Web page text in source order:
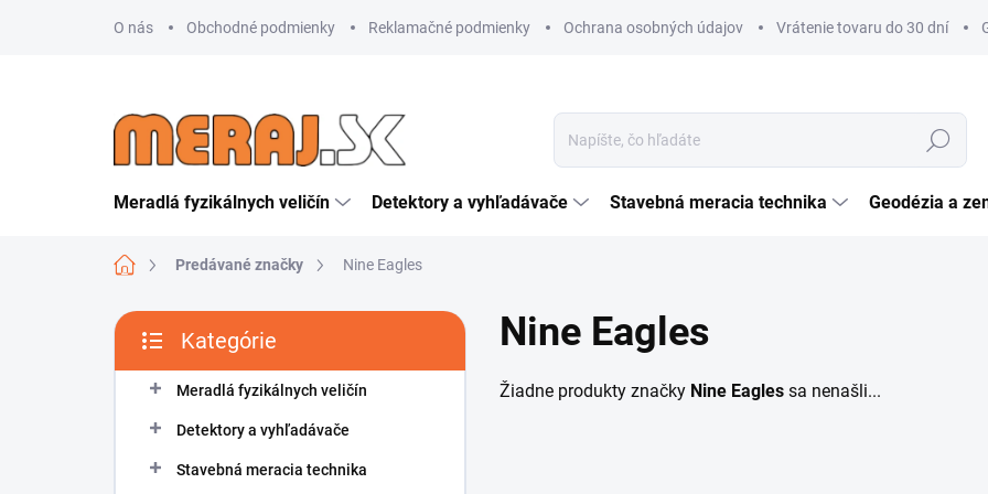
O nás Obchodné podmienky Reklamačné podmienky Ochrana osobných údajov Vrátenie tovaru do 30 dní
Hľadať
Meradlá fyzikálnych veličín Detektory a vyhľadávače Stavebná meracia technika Geodézia a
DomovPredávané značky Nine Eagles
B
č
kategórie
Kategórie
Meradlá fyzikálnych veličín
Detektory a vyhľadávače
Stavebná meracia technika
Nine Eagles
Žiadne produkty značky Nine Eagles sa nenašli...